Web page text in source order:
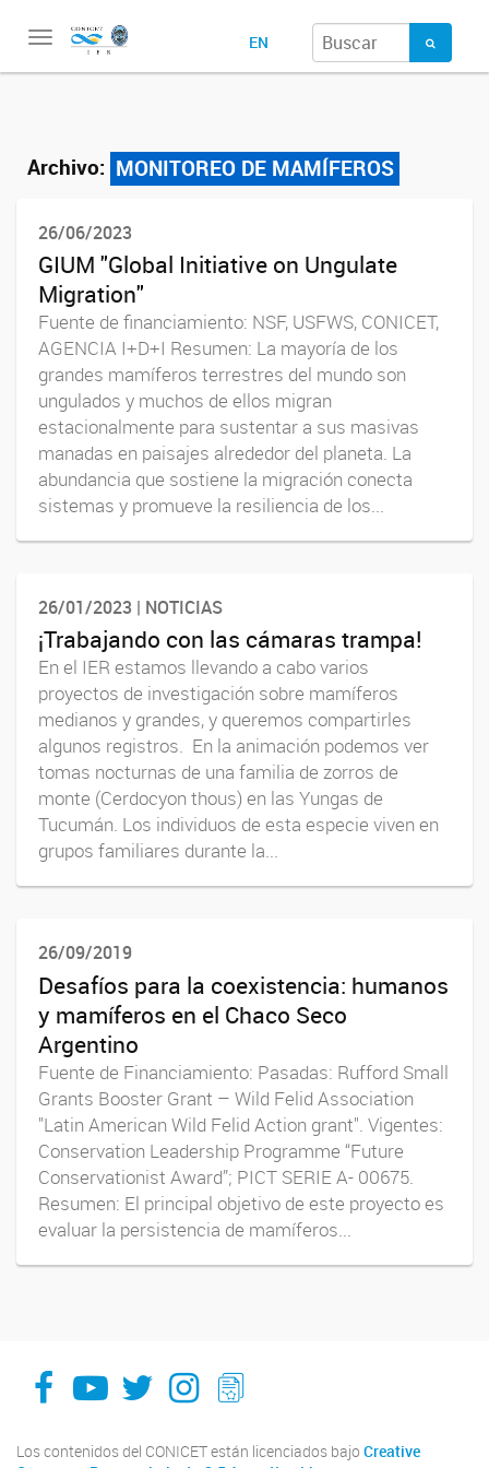
Toggle
EN
Archivo: MONITOREO DE MAMÍFEROS
26/06/2023
GIUM "Global Initiative on Ungulate
Migration"
Fuente de financiamiento: NSF, USFWS, CONICET,
AGENCIA I+D+I Resumen: La mayoría de los
grandes mamíferos terrestres del mundo son
ungulados y muchos de ellos migran
estacionalmente para sustentar a sus masivas
manadas en paisajes alrededor del planeta. La
abundancia que sostiene la migración conecta
sistemas y promueve la resiliencia de los...
26/01/2023 | NOTICIAS
¡Trabajando con las cámaras trampa!
En el IER estamos llevando a cabo varios
proyectos de investigación sobre mamíferos
medianos y grandes, y queremos compartirles
algunos registros. En la animación podemos ver
tomas nocturnas de una familia de zorros de
monte (Cerdocyon thous) en las Yungas de
Tucumán. Los individuos de esta especie viven en
grupos familiares durante la...
26/09/2019
Desafíos para la coexistencia: humanos
y mamíferos en el Chaco Seco
Argentino
Fuente de Financiamiento: Pasadas: Rufford Small
Grants Booster Grant – Wild Felid Association
"Latin American Wild Felid Action grant". Vigentes:
Conservation Leadership Programme “Future
Conservationist Award”; PICT SERIE A- 00675.
Resumen: El principal objetivo de este proyecto es
evaluar la persistencia de mamíferos...
facebook
youtube
Twitter
Instagram
LeChasquier Boletin Digital 70
Los contenidos del CONICET están licenciados bajo Creative